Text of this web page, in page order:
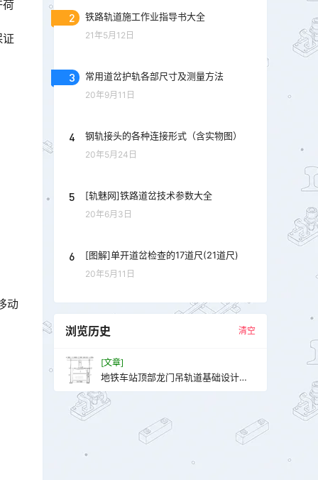
荷
动
2 铁路轨道施工作业指导书大全
21年5月12日
3 常用道岔护轨各部尺寸及测量方法
20年9月11日
4 钢轨接头的各种连接形式（含实物图）
20年5月24日
5 [轨魅网]铁路道岔技术参数大全
20年6月3日
6 [图解]单开道岔检查的17道尺(21道尺)
20年5月11日
浏览历史 清空
[文章]
地铁车站顶部龙门吊轨道基础设计计
算